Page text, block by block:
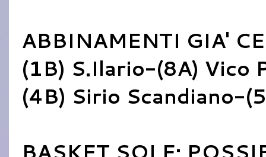
ABBINAMENTI GIA'
(1B) S.Ilario-(8A) Vico
(4B) Sirio Scandiano-